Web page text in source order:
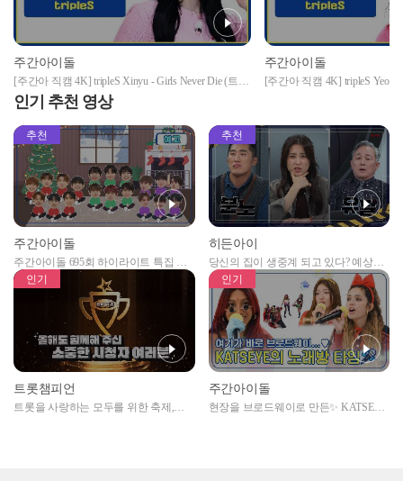
주간아이돌
[주간아 직캠 4K] tripleS Xinyu - Girls Never Die (트리
플에스 신위 - 걸스 네버 다이) l EP.662
주간아이돌
[주간아 직캠 4K] tripleS
인기 추천 영상
추천
주간아이돌
주간아이돌 695회 하이라이트 특집 남
자아이돌편 예고
추천
히든아이
당신의 집이 생중계 되고 있다? 예상치
못한 곳에서 일어나는 불법촬영 범죄!
인기
트롯챔피언
트롯을 사랑하는 모두를 위한 축제,
인기
주간아이돌
현장을 브로드웨이로 만든✨ KATSEYE